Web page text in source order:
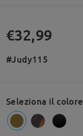
€32,99
#Judy115
Seleziona il colore